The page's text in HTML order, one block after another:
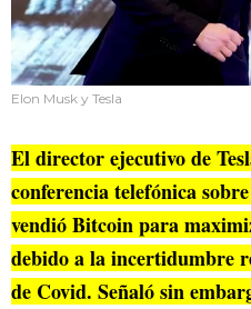
Elon Musk y Tesla
El director ejecutivo de
conferencia telefónica
vendió Bitcoin para
debido a la incertidumbre
de Covid. Señaló sin